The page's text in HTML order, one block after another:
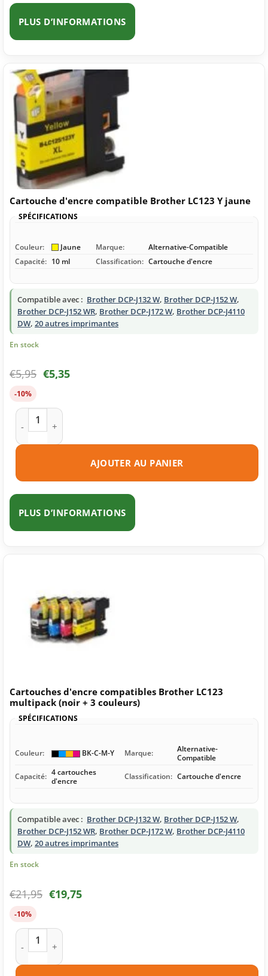
PLUS D’INFORMATIONS
Cartouche d'encre compatible Brother LC123 Y jaune
SPÉCIFICATIONS
Couleur: Jaune Marque:
Alternative-Compatible
Capacité: 10 ml Classification: Cartouche d'encre
Compatible avec : Brother DCP-J132 W, Brother DCP-J152 W,
Brother DCP-J152 WR, Brother DCP-J172 W, Brother DCP-J4110
DW, 20 autres imprimantes
En stock
€5,95 €5,35
-10%
quantité de Cartouche d'encre compatible Brother LC123 Y
AJOUTER AU PANIER
PLUS D’INFORMATIONS
Cartouches d'encre compatibles Brother LC123
multipack (noir + 3 couleurs)
SPÉCIFICATIONS
Couleur: BK-C-M-Y Marque:
Alternative-
Compatible
Capacité: 4 cartouches
d'encre
Classification: Cartouche d'encre
Compatible avec : Brother DCP-J132 W, Brother DCP-J152 W,
Brother DCP-J152 WR, Brother DCP-J172 W, Brother DCP-J4110
DW, 20 autres imprimantes
En stock
€21,95 €19,75
-10%
quantité de Cartouches d'encre compatibles Brother LC123